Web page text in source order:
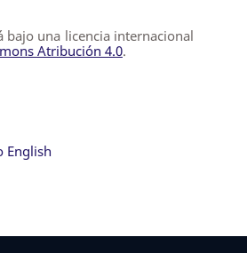
bajo una licencia internacional
Atribución 4.0.
English